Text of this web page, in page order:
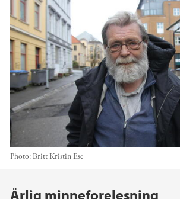
Photo: Britt Kristin Ese
Main content
Årlig minneforelesning